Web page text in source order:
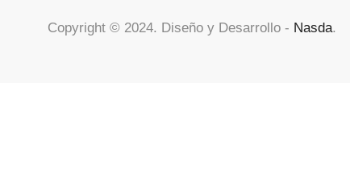
Copyright © 2024. Diseño y Desarrollo - Nasda.